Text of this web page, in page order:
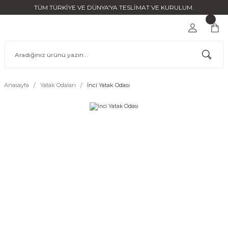
TÜM TÜRKİYE VE DÜNYA'YA TESLİMAT VE KURULUM.
Anasayfa Yatak Odaları İnci Yatak Odası